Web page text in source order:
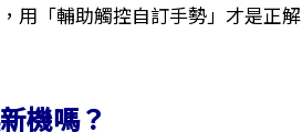
用「輔助觸控自訂手勢」才是正解
機嗎？